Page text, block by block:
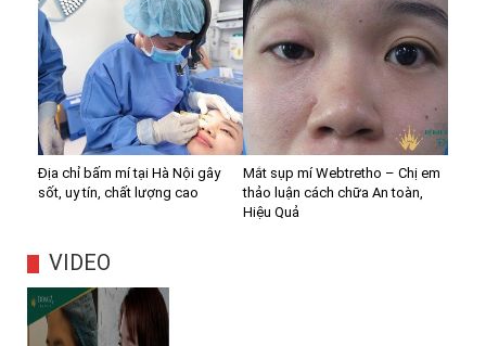
Địa chỉ bấm mí tại Hà Nội gây
sốt, uy tín, chất lượng cao
Mắt sụp mí Webtretho – Chị em
thảo luận cách chữa An toàn,
Hiệu Quả
VIDEO